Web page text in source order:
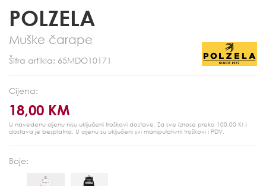
POLZELA
Muške čarape
Šifra artikla: 65MDO10171
Cijena:
18,00 KM
U navedenu cijenu nisu uključeni troškovi dostave. Za sve iznose preko 100,00 KM
dostava je besplatna. U cijenu su uključeni svi manipulativni troškovi i PDV.
Boje: